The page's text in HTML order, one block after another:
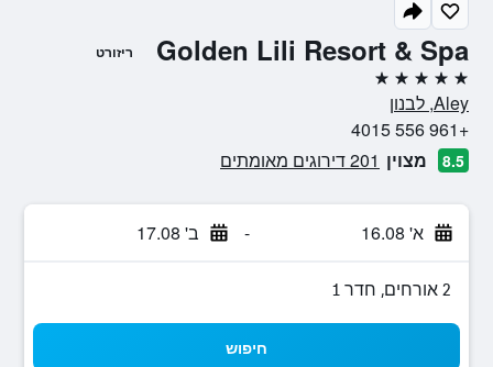
Golden Lili Resort & Spa ריזורט
5 כוכבים
Aley, לבנון
+961 556 4015
8.5 מצוין 201 דירוגים מאומתים
א' 16.08 - ב' 17.08
2 אורחים, חדר 1
חיפוש